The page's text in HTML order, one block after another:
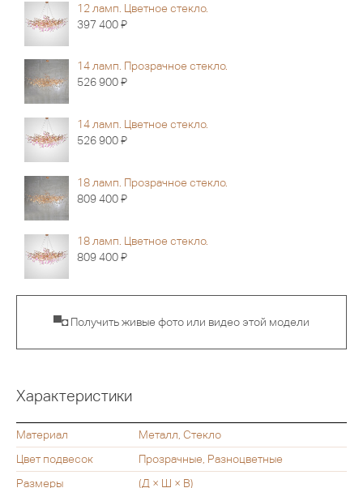
12 ламп. Цветное стекло.
397 400Я
14 ламп. Прозрачное стекло.
526 900Я
14 ламп. Цветное стекло.
526 900Я
18 ламп. Прозрачное стекло.
809 400Я
18 ламп. Цветное стекло.
809 400Я
▀◘ Получить живые фото или видео этой модели
Характеристики
Материал
Металл, Стекло
Цвет подвесок
Прозрачные, Разноцветные
Размеры
(Д × Ш × В)